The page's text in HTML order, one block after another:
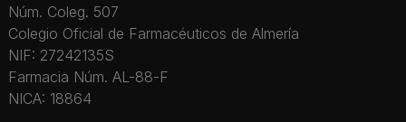
Núm. Coleg. 507
Colegio Oficial de Farmacéuticos de Almería
NIF: 27242135S
Farmacia Núm. AL-88-F
NICA: 18864